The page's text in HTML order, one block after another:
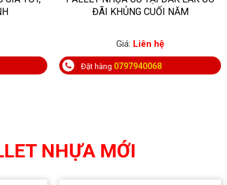
ĐÃI KHỦNG CUỐI NĂM
Giá: Liên hệ
Đặt hàng 0797940068
NHỰA MỚI